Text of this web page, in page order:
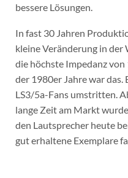
bessere Lösungen.
In fast 30 Jahren
kleine Veränderung in der
die höchste Impedanz
der 1980er Jahre war das.
LS3/5a-Fans umstritten.
lange Zeit am Markt
den Lautsprecher heute
gut erhaltene Exemplare